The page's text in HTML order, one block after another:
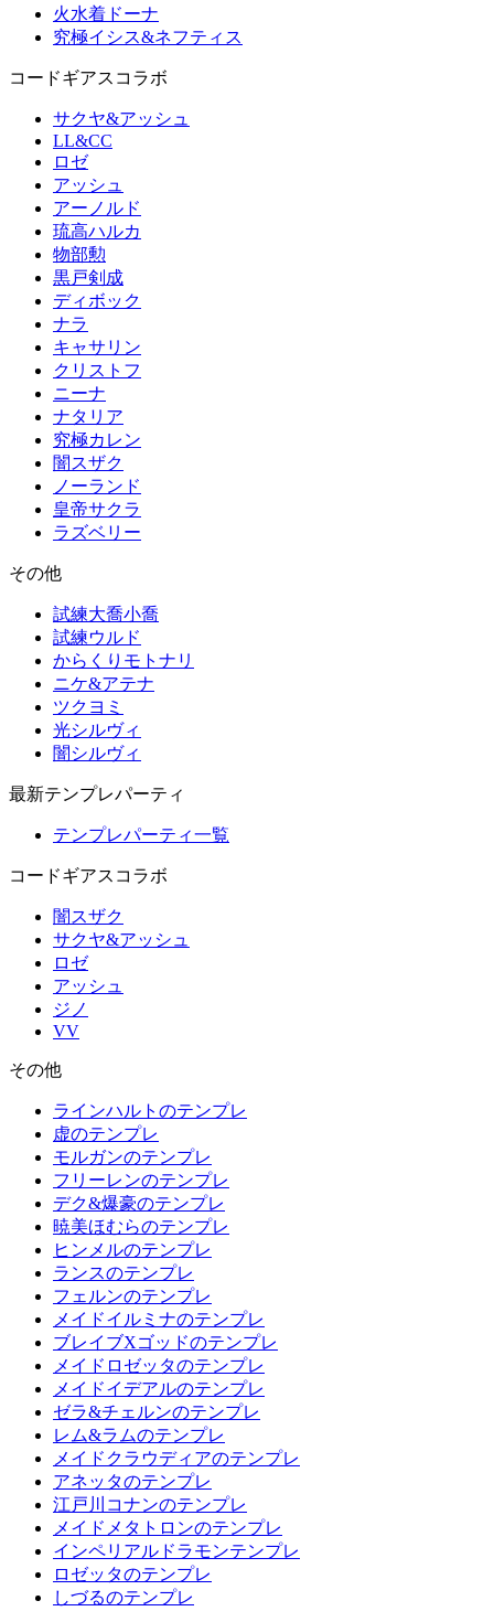
火水着ドーナ
究極イシス&ネフティス
コードギアスコラボ
サクヤ&アッシュ
LL&CC
ロゼ
アッシュ
アーノルド
琉高ハルカ
物部勲
黒戸剣成
ディボック
ナラ
キャサリン
クリストフ
ニーナ
ナタリア
究極カレン
闇スザク
ノーランド
皇帝サクラ
ラズベリー
その他
試練大喬小喬
試練ウルド
からくりモトナリ
ニケ&アテナ
ツクヨミ
光シルヴィ
闇シルヴィ
最新テンプレパーティ
テンプレパーティ一覧
コードギアスコラボ
闇スザク
サクヤ&アッシュ
ロゼ
アッシュ
ジノ
VV
その他
ラインハルトのテンプレ
虚のテンプレ
モルガンのテンプレ
フリーレンのテンプレ
デク&爆豪のテンプレ
暁美ほむらのテンプレ
ヒンメルのテンプレ
ランスのテンプレ
フェルンのテンプレ
メイドイルミナのテンプレ
ブレイブXゴッドのテンプレ
メイドロゼッタのテンプレ
メイドイデアルのテンプレ
ゼラ&チェルンのテンプレ
レム&ラムのテンプレ
メイドクラウディアのテンプレ
アネッタのテンプレ
江戸川コナンのテンプレ
メイドメタトロンのテンプレ
インペリアルドラモンテンプレ
ロゼッタのテンプレ
しづるのテンプレ